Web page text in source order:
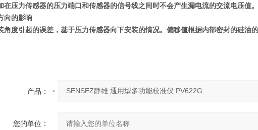
在压力传感器的压力端口和传感器的信号线之间时不会产生漏电流的交流电压值。
向的影响
角度引起的误差，基于压力传感器向下安装的情况。偏移值根据内部密封的硅油的
产品：
您的单位：